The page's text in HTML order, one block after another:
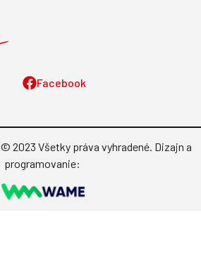
Facebook
© 2023 Všetky práva vyhradené. Dizajn a
programovanie: